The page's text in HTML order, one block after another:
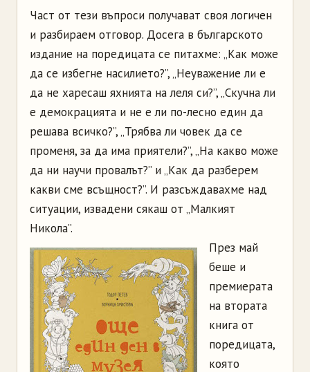
Част от тези въпроси получават своя логичен
и разбираем отговор. Досега в българското
издание на поредицата се питахме: „Как може
да се избегне насилието?”, „Неуважение ли е
да не харесаш яхнията на леля си?”, „Скучна ли
е демокрацията и не е ли по-лесно един да
решава всичко?”, „Трябва ли човек да се
променя, за да има приятели?”, „На какво може
да ни научи провалът?” и „Как да разберем
какви сме всъщност?”. И разсъждавахме над
ситуации, извадени сякаш от „Малкият
Никола”.
През май
беше и
премиерата
на втората
книга от
поредицата,
която